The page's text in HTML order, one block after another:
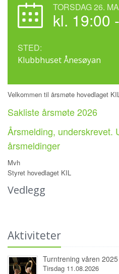
TORSDAG 26.
kl. 19:00
STED:
Klubbhuset Ånesøyan
Velkommen til årsmøte hovedlaget
Sakliste årsmøte 2026
Årsmelding, underskrevet.
årsmeldinger
Mvh
Styret hovedlaget KIL
Vedlegg
Aktiviteter
Turntrening våren 2025
Tirsdag 11.08.2026